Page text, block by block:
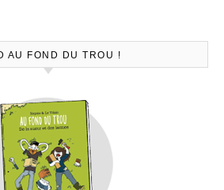
AU FOND DU TROU !